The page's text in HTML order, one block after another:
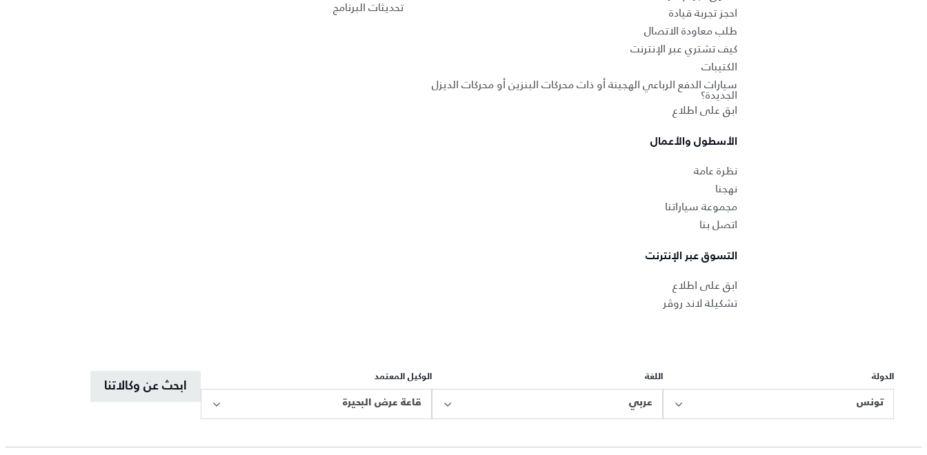
احجز تجربة قيادة
طلب معاودة الاتصال
كيف تشتري عبر الإنترنت
الكتيبات
سيارات الدفع الرباعي الهجينة أو ذات محركات البنزين أو محركات الديزل
الجديدة؟
ابق على اطلاع
الأسطول والأعمال
نظرة عامة
نهجنا
مجموعة سياراتنا
اتصل بنا
التسوق عبر الإنترنت
ابق على اطلاع
تشكيلة لاند روڤر
تحديثات البرنامج
الدولة
تونس
اللغة
عربي
الوكيل المعتمد
قاعة عرض البحيرة
ابحث عن وكالاتنا